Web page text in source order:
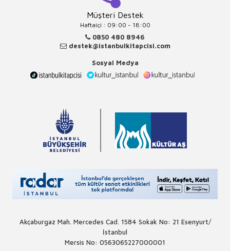
Müşteri Destek
Haftaiçi : 09:00 - 18:00
0850 480 8946
destek@istanbulkitapcisi.com
Sosyal Medya
Akçaburgaz Mah. Mercedes Cad. 1584 Sokak No: 21 Esenyurt/
İstanbul
Mersis No: 0563065227000001